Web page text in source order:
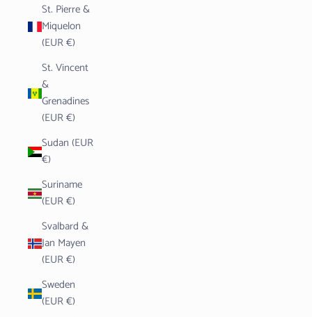
St. Pierre &
Miquelon
(EUR €)
St. Vincent
&
Grenadines
(EUR €)
Sudan (EUR
€)
Suriname
(EUR €)
Svalbard &
Jan Mayen
(EUR €)
Sweden
(EUR €)